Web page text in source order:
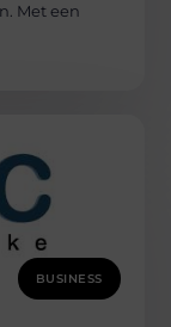
Met een
BUSINESS